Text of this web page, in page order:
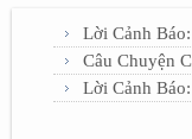
Lời Cảnh
Câu Chuyện
Lời Cảnh